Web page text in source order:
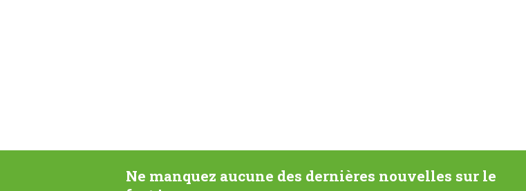
Ne manquez aucune des dernières nouvelles sur le